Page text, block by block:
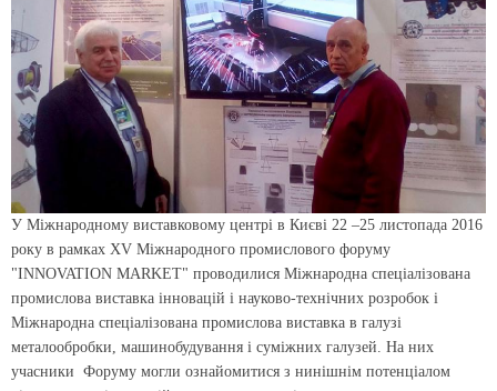
У Міжнародному виставковому центрі в Києві 22 –25 листопада 2016
року в рамках XV Міжнародного промислового форуму
"INNOVATION MARKET" проводилися Міжнародна спеціалізована
промислова виставка інновацій і науково-технічних розробок і
Міжнародна спеціалізована промислова виставка в галузі
металообробки, машинобудування і суміжних галузей. На них
учасники Форуму могли ознайомитися з нинішнім потенціалом